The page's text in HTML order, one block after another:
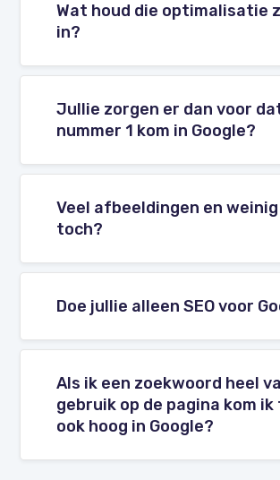
Wat houd die optimalisatie
in?
Jullie zorgen er dan voor
nummer 1 kom in Google?
Veel afbeeldingen en
toch?
Doe jullie alleen SEO voor
Als ik een zoekwoord heel
gebruik op de pagina kom ik
ook hoog in Google?